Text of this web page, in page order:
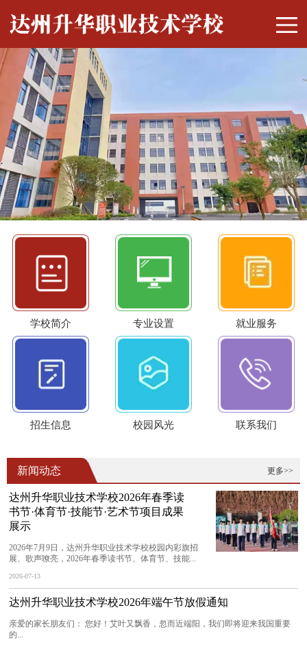
学校简介 专业设置 就业服务
招生信息 校园风光 联系我们
更多>>
新闻动态
达州升华职业技术学校2026年春季读
书节·体育节·技能节·艺术节项目成果
展示
2026年7月9日，达州升华职业技术学校校园内彩旗招
展、歌声嘹亮，2026年春季读书节、体育节、技能...
2026-07-13
达州升华职业技术学校2026年端午节放假通知
亲爱的家长朋友们： 您好！艾叶又飘香，忽而近端阳，我们即将迎来我国重要
的...